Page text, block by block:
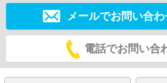
メールでお問い合
電話でお問い合